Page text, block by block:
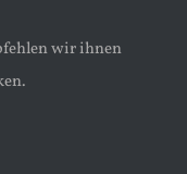
wir ihnen